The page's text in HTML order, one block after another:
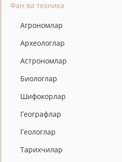
Фан ва техника
Агрономлар
Археологлар
Астрономлар
Биологлар
Шифокорлар
Географлар
Геологлар
Тарихчилар